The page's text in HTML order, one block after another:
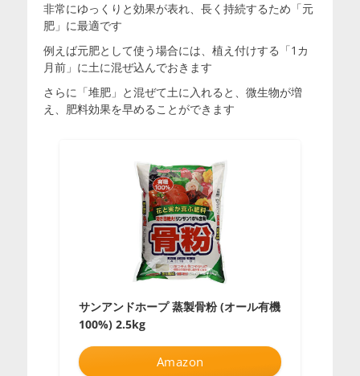
非常にゆっくりと効果が表れ、長く持続するため「元
肥」に最適です
例えば元肥として使う場合には、植え付けする「1カ
月前」に土に混ぜ込んでおきます
さらに「堆肥」と混ぜて土に入れると、微生物が増
え、肥料効果を早めることができます
サンアンドホープ 蒸製骨粉 (オール有機
100%) 2.5kg
Amazon